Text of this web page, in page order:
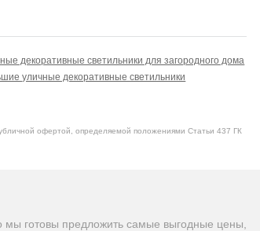
декоративные светильники для загородного дома
уличные декоративные светильники
офертой, определяемой положениями Статьи 437 ГК
мы готовы предложить самые выгодные цены,